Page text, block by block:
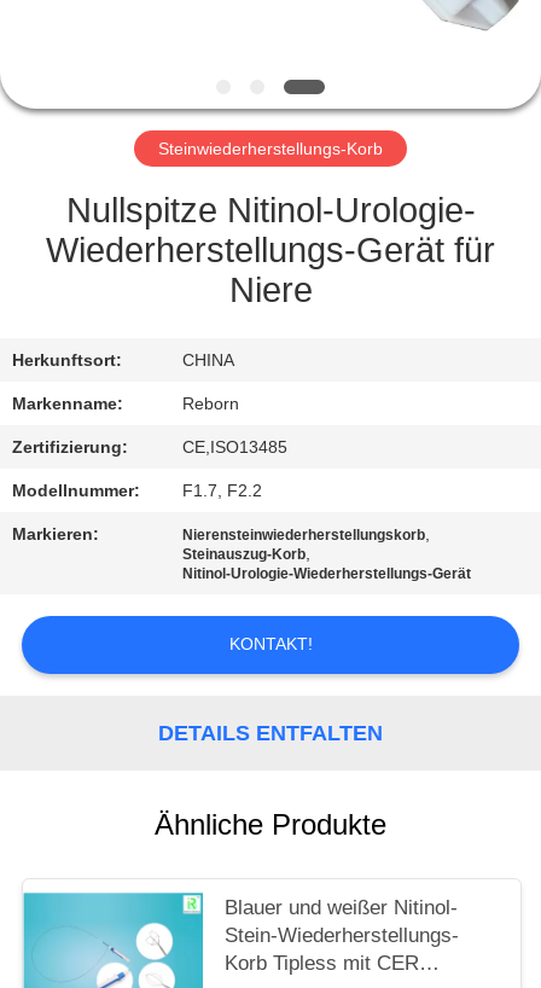
SIE
MIT
VERBINDUNG
SIE
EIN
ZITAT
POLICY
Steinwiederherstellungs-Korb
Nullspitze Nitinol-Urologie-
Wiederherstellungs-Gerät für
Niere
Herkunftsort: CHINA
Markenname: Reborn
Zertifizierung: CE,ISO13485
Modellnummer: F1.7, F2.2
Markieren: Nierensteinwiederherstellungskorb,
Steinauszug-Korb,
Nitinol-Urologie-Wiederherstellungs-Gerät
KONTAKT!
DETAILS ENTFALTEN
Ähnliche Produkte
Blauer und weißer Nitinol-
Stein-Wiederherstellungs-
Korb Tipless mit CER